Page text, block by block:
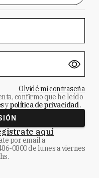
Olvidé mi contraseña
confirmo que he leído
ypolítica de privacidad.
aquí
por email a
0800de lunes a viernes